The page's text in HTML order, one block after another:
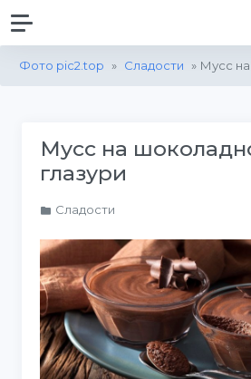
Фото pic2.top » Сладости » Мусс
Мусс на
глазури
Сладости